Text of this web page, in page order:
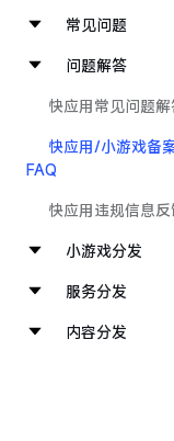
常见问题
问题解答
快应用常见问题
快应用/小游戏备
FAQ
快应用违规信息
小游戏分发
服务分发
内容分发